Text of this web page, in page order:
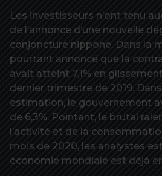
Les investisseurs n’ont tenu
de l’annonce d’une nouvelle
conjoncture nippone. Dans la
pourtant annoncé que la
avait atteint 7,1% en
dernier trimestre de 2019.
estimation, le gouvernement
de 6,3%. Pointant, le brutal
l’activité et de la
mois de 2020, les analystes
économie mondiale est déjà